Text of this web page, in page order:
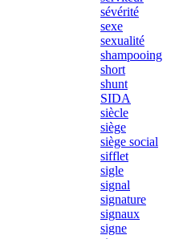
sévérité
sexe
sexualité
shampooing
short
shunt
SIDA
siècle
siège
siège social
sifflet
sigle
signal
signature
signaux
signe